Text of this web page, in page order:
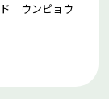
ド ウンピョウ